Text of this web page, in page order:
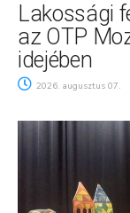
Lakossági
az OTP
idejében
2026. augusztus 07.